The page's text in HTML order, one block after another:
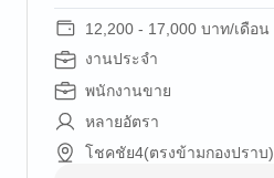
12,200 - 17,000 บาท/เดือน
งานประจำ
พนักงานขาย
หลายอัตรา
โชคชัย4(ตรงข้ามกองปราบ)